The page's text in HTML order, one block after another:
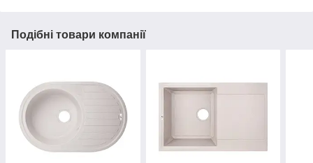
Подібні товари компанії